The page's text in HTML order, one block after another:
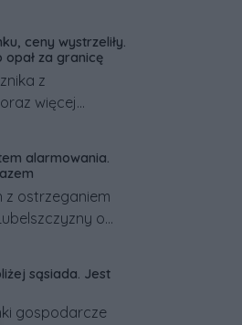
ceny wystrzeliły.
opał za granicę
z
więcej
za granicą,
w kraju. Co się
alarmowania.
z ostrzeganiem
o
rząd
RCB i
system.
sąsiada. Jest
gospodarcze